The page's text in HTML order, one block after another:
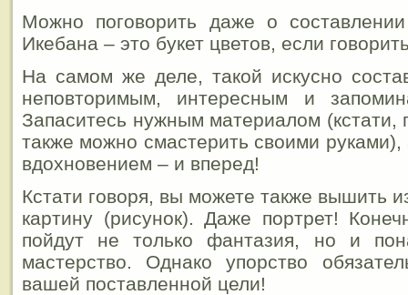
Можно поговорить даже о
Икебана – это букет цветов, если
На самом же деле, такой искусно
неповторимым, интересным и
Запаситесь нужным материалом (кстати,
также можно смастерить своими
вдохновением – и вперед!
Кстати говоря, вы можете также вышить
картину (рисунок). Даже портрет!
пойдут не только фантазия, но и
мастерство. Однако упорство
вашей поставленной цели!